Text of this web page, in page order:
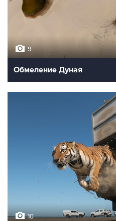
9
Обмеление Дуная
10